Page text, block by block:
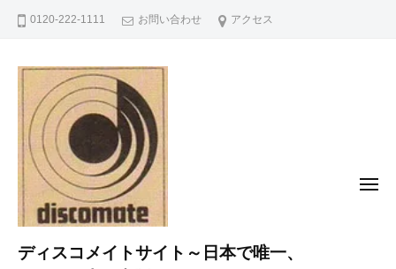
0120-222-1111 お問い合わせ アクセス
ディスコメイトサイト～日本で唯一、
メ